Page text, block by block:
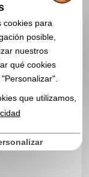
con
94% de clientes
promocionales
cookies para
posible,
nuestros
qué cookies
que utilizamos,